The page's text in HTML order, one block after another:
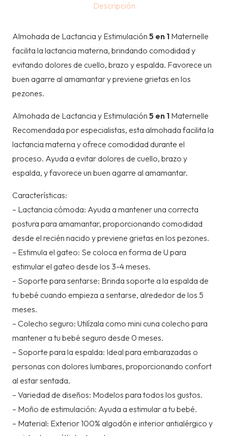
NUBES
cantidad
Descripción
Almohada de Lactancia y Estimulación 5 en 1 Maternelle
facilita la lactancia materna, brindando comodidad y
evitando dolores de cuello, brazo y espalda. Favorece un
buen agarre al amamantar y previene grietas en los
pezones.
Almohada de Lactancia y Estimulación 5 en 1 Maternelle
Recomendada por especialistas, esta almohada facilita la
lactancia materna y ofrece comodidad durante el
proceso. Ayuda a evitar dolores de cuello, brazo y
espalda, y favorece un buen agarre al amamantar.
Características:
– Lactancia cómoda: Ayuda a mantener una correcta
postura para amamantar, proporcionando comodidad
desde el recién nacido y previene grietas en los pezones.
– Estimula el gateo: Se coloca en forma de U para
estimular el gateo desde los 3-4 meses.
– Soporte para sentarse: Brinda soporte a la espalda de
tu bebé cuando empieza a sentarse, alrededor de los 5
meses.
– Colecho seguro: Utilízala como mini cuna colecho para
mantener a tu bebé seguro desde 0 meses.
– Soporte para la espalda: Ideal para embarazadas o
personas con dolores lumbares, proporcionando confort
al estar sentada.
– Variedad de diseños: Modelos para todos los gustos.
– Moño de estimulación: Ayuda a estimular a tu bebé.
– Material: Exterior 100% algodón e interior antialérgico y